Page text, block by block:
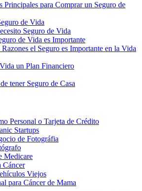
Principales para Comprar un Seguro de
de Vida
Seguro de Vida
de Vida es Importante
el Seguro es Importante en la Vida
un Plan Financiero
tener Seguro de Casa
Personal o Tarjeta de Crédito
Startups
de Fotográfia
Medicare
Cáncer
Viejos
para Cáncer de Mama